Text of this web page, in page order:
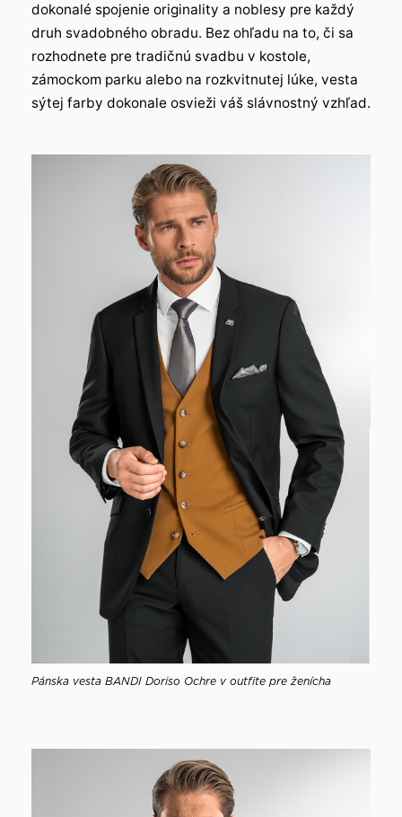
dokonalé spojenie originality a noblesy pre každý
druh svadobného obradu. Bez ohľadu na to, či sa
rozhodnete pre tradičnú svadbu v kostole,
zámockom parku alebo na rozkvitnutej lúke, vesta
sýtej farby dokonale osvieži váš slávnostný vzhľad.
Pánska vesta BANDI Doriso Ochre v outfite pre ženícha